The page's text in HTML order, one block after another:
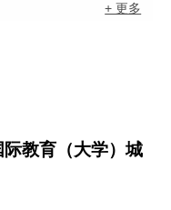
+ 更多
教育（大学）城